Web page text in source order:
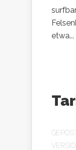
etwa...